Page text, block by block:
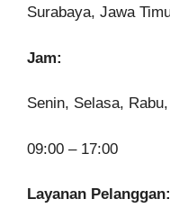
Surabaya, Jawa
Jam:
Senin, Selasa,
09:00 – 17:00
Layanan Pelanggan: